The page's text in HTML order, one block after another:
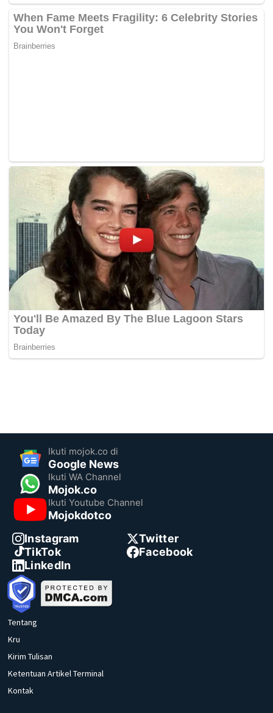
Ikuti mojok.co di
Google News
Ikuti WA Channel
Mojok.co
Ikuti Youtube Channel
Mojokdotco
Instagram
Twitter
TikTok
Facebook
LinkedIn
Tentang
Kru
Kirim Tulisan
Ketentuan Artikel Terminal
Kontak